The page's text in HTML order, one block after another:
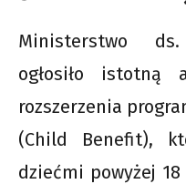
Ministerstwo ds.
ogłosiło istotną
rozszerzenia
(Child Benefit),
dziećmi powyżej